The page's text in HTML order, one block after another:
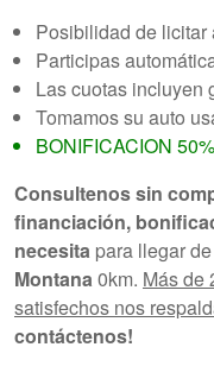
Posibilidad de licitar
Participas
Las cuotas incluyen
Tomamos su auto
BONIFICACION
Consultenos sin
financiación,
necesita para llegar
Montana0km. Más de
satisfechos nos
contáctenos!